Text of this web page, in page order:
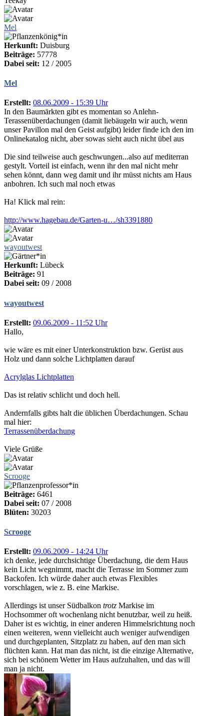
Mel
Herkunft: Duisburg
Beiträge: 57778
Dabei seit: 12 / 2005
Mel
Erstellt: 08.06.2009 - 15:39 Uhr
In den Baumärkten gibt es momentan so Anlehn-
Terassenüberdachungen (damit liebäugeln wir auch, wenn
unser Pavillon mal den Geist aufgibt) leider finde ich den im
Onlinekatalog nicht, aber sowas sieht auch nicht übel aus
Die sind teilweise auch geschwungen...also auf mediterran
gestylt. Vorteil ist einfach, wenn ihr den mal nicht mehr
sehen könnt, dann weg damit und ihr müsst nichts am Haus
anbohren. Ich such mal noch etwas
Ha! Klick mal rein:
http://www.hagebau.de/Garten-u…/sh3391880
wayoutwest
Herkunft: Lübeck
Beiträge: 91
Dabei seit: 09 / 2008
wayoutwest
Erstellt: 09.06.2009 - 11:52 Uhr
Hallo,
wie wäre es mit einer Unterkonstruktion bzw. Gerüst aus
Holz und dann solche Lichtplatten darauf
Acrylglas Lichtplatten
Das ist relativ schlicht und doch hell.
Andernfalls gibts halt die üblichen Überdachungen. Schau
mal hier:
Terrassenüberdachung
Viele Grüße
Scrooge
Beiträge: 6461
Dabei seit: 07 / 2008
Blüten: 30203
Scrooge
Erstellt: 09.06.2009 - 14:24 Uhr
ich denke, jede durchsichtige Überdachung, die dem Haus
kein Licht wegnimmt, macht die Terrasse im Sommer zum
Backofen. Ich würde daher auch etwas Flexibles
vorschlagen, wie z. B. eine Markise.
Allerdings ist unser Südbalkon trotz Markise im
Hochsommer oft wochenlang nicht benutzbar, weil zu heiß.
Daher ist es wichtig, in einer anderen Himmelsrichtung noch
einen weiteren, wenn vielleicht auch weniger aufwendigen
und durchgeplanten, Sitzplatz zu haben, auf den man sich
flüchten kann. Hat man das nicht, ist die einzige Alternative,
sich bei schönem Wetter im Haus aufzuhalten, und das will
man ja nicht.